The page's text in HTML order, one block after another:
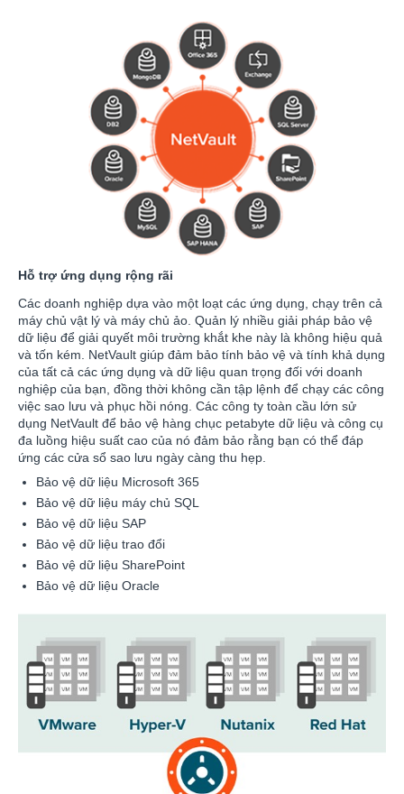
Hỗ trợ ứng dụng rộng rãi
Các doanh nghiệp dựa vào một loạt các ứng dụng, chạy trên cả
máy chủ vật lý và máy chủ ảo. Quản lý nhiều giải pháp bảo vệ
dữ liệu để giải quyết môi trường khắt khe này là không hiệu quả
và tốn kém. NetVault giúp đảm bảo tính bảo vệ và tính khả dụng
của tất cả các ứng dụng và dữ liệu quan trọng đối với doanh
nghiệp của bạn, đồng thời không cần tập lệnh để chạy các công
việc sao lưu và phục hồi nóng. Các công ty toàn cầu lớn sử
dụng NetVault để bảo vệ hàng chục petabyte dữ liệu và công cụ
đa luồng hiệu suất cao của nó đảm bảo rằng bạn có thể đáp
ứng các cửa sổ sao lưu ngày càng thu hẹp.
Bảo vệ dữ liệu Microsoft 365
Bảo vệ dữ liệu máy chủ SQL
Bảo vệ dữ liệu SAP
Bảo vệ dữ liệu trao đổi
Bảo vệ dữ liệu SharePoint
Bảo vệ dữ liệu Oracle